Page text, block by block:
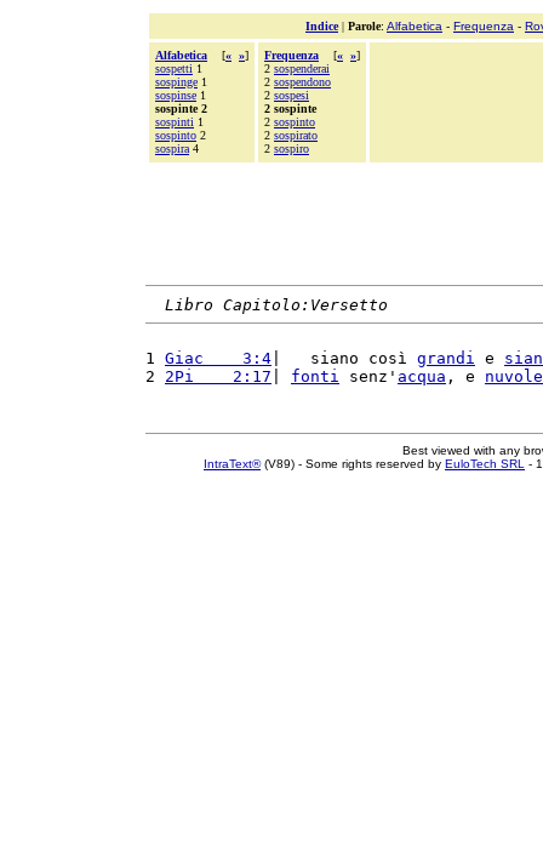
Indice| Parole: Alfabetica - Frequenza -
Alfabetica [« »]
sospetti 1
sospinge 1
sospinse 1
sospinte 2
sospinti 1
sospinto 2
sospira 4
Frequenza [« »]
2 sospenderai
2 sospendono
2 sospesi
2 sospinte
2 sospinto
2 sospirato
2 sospiro
Libro Capitolo:Versetto
1 Giac    3:4 |   siano così grandi e sian
2 2Pi    2:17 fonti senz' acqua , e nuvole
Best viewed with any
IntraText®(V89) - Some rights reserved by EuloTech SRL -